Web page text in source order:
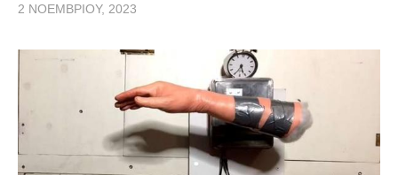
2 ΝΟΕΜΒΡΊΟΥ, 2023